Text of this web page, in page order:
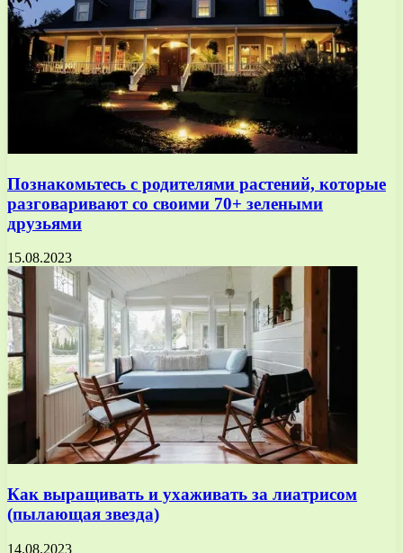
Познакомьтесь с родителями растений, которые
разговаривают со своими 70+ зелеными
друзьями
15.08.2023
Как выращивать и ухаживать за лиатрисом
(пылающая звезда)
14.08.2023